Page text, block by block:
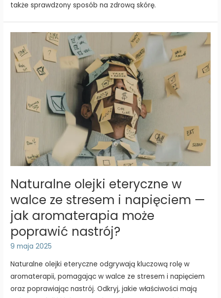
także sprawdzony sposób na zdrową skórę.
Naturalne olejki eteryczne w
walce ze stresem i napięciem —
jak aromaterapia może
poprawić nastrój?
9 maja 2025
Naturalne olejki eteryczne odgrywają kluczową rolę w
aromaterapii, pomagając w walce ze stresem i napięciem
oraz poprawiając nastrój. Odkryj, jakie właściwości mają